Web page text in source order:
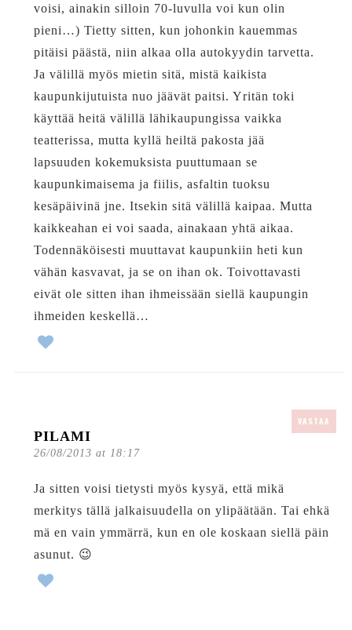
voisi, ainakin silloin 70-luvulla voi kun olin
pieni…) Tietty sitten, kun johonkin kauemmas
pitäisi päästä, niin alkaa olla autokyydin tarvetta.
Ja välillä myös mietin sitä, mistä kaikista
kaupunkijutuista nuo jäävät paitsi. Yritän toki
käyttää heitä välillä lähikaupungissa vaikka
teatterissa, mutta kyllä heiltä pakosta jää
lapsuuden kokemuksista puuttumaan se
kaupunkimaisema ja fiilis, asfaltin tuoksu
kesäpäivinä jne. Itsekin sitä välillä kaipaa. Mutta
kaikkeahan ei voi saada, ainakaan yhtä aikaa.
Todennäköisesti muuttavat kaupunkiin heti kun
vähän kasvavat, ja se on ihan ok. Toivottavasti
eivät ole sitten ihan ihmeissään siellä kaupungin
ihmeiden keskellä…
PILAMI
26/08/2013 at 18:17
VASTAA
Ja sitten voisi tietysti myös kysyä, että mikä
merkitys tällä jalkaisuudella on ylipäätään. Tai ehkä
mä en vain ymmärrä, kun en ole koskaan siellä päin
asunut. 😉